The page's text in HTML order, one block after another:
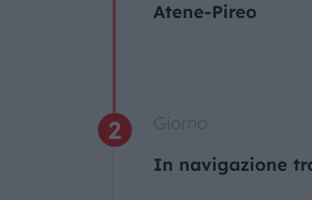
Atene-Pireo
In navigazione